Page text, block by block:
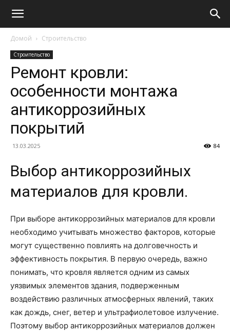
Домой Строительство
Строительство
Ремонт кровли:
особенности монтажа
антикоррозийных
покрытий
13.03.2025 84
Выбор антикоррозийных
материалов для кровли.
При выборе антикоррозийных материалов для кровли
необходимо учитывать множество факторов, которые
могут существенно повлиять на долговечность и
эффективность покрытия. В первую очередь, важно
понимать, что кровля является одним из самых
уязвимых элементов здания, подверженным
воздействию различных атмосферных явлений, таких
как дождь, снег, ветер и ультрафиолетовое излучение.
Поэтому выбор антикоррозийных материалов должен